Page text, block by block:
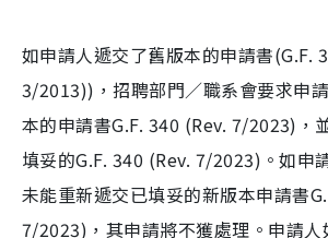
如申請人遞交了舊版本的申請書(G.F.
3/2013))，招聘部門／職系會要求申
本的申請書G.F. 340 (Rev. 7/2023)，
填妥的G.F. 340 (Rev. 7/2023)。如申
未能重新遞交已填妥的新版本申請書
7/2023)，其申請將不獲處理。申請人